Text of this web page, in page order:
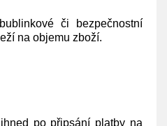
či bezpečnostní
na objemu zboží.
po připsání platby na